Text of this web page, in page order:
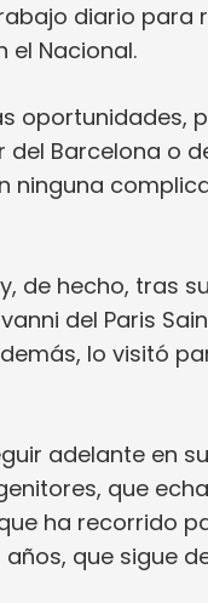
diario para
el Nacional.
oportunidades,
Barcelona o
ninguna
de hecho, tras
del Paris
lo visitó
adelante en
que
ha recorrido
que sigue